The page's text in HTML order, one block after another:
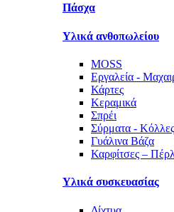
Πάσχα
Υλικά ανθοπωλείου
MOSS
Εργαλεία -
Κάρτες
Κεραμικά
Σπρέι
Σύρματα - Κόλλες
Γυάλινα Βάζα
Καρφίτσες –
Υλικά συσκευασίας